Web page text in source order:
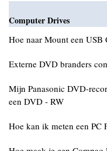
Computer Drives
Hoe naar Mount een USB
Externe DVD branders
Mijn Panasonic DVD-
een DVD - RW
Hoe kan ik meten een PC